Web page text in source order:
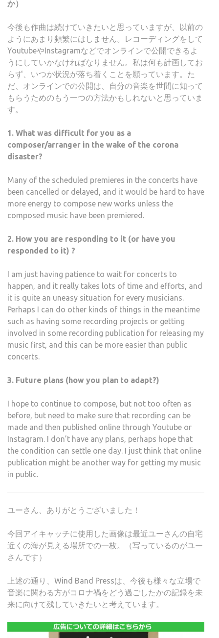
か）
今後も作曲は続けていきたいと思っていますが、以前の
ようにあまり頻繁にはしません。レコーディングをして
YoutubeやInstagramなどでオンラインで公開できるよ
うにしていかなければなりません。私は何も計画してお
らず、いつか状況が落ち着くことを願っています。た
だ、オンラインでの公開は、自分の音楽を世間に知って
もらうためのもう一つの方法かもしれないと思っていま
す。
1. What was difficult for you as a
composer/arranger in the wake of the corona
disaster?
Many of the scheduled premieres in the concerts have
been cancelled or delayed, and it would be hard to have
more energy to compose new works unless the
composed music have been premiered.
2. How you are responding to it (or have you
responded to it) ?
I am just having patience to wait for concerts to
happen, and it really takes lots of time and efforts, and
it is quite an uneasy situation for every musicians.
Perhaps I can do other kinds of things in the meantime
such as having some recording projects or getting
involved in some recording publication for releasing my
music first, and this can be more easier than public
concerts.
3. Future plans (how you plan to adapt?)
I hope to continue to compose, but not too often as
before, but need to make sure that recording can be
made and then published online through Youtube or
Instagram. I don’t have any plans, perhaps hope that
the condition can settle one day. I just think that online
publication might be another way for getting my music
in public.
ユーさん、ありがとうございました！
今回アイキャッチに使用した画像は最近ユーさんの自宅
近くの海が見える場所での一枚。（写っているのがユー
さんです）
上述の通り、Wind Band Pressは、今後も様々な立場で
音楽に関わる方がコロナ禍をどう過ごしたかの記録を未
来に向けて残していきたいと考えています。